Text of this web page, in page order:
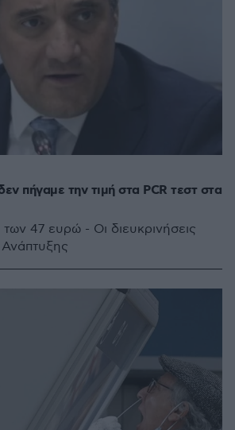
πήγαμε την τιμή στα PCR τεστ στα
47 ευρώ - Οι διευκρινήσεις